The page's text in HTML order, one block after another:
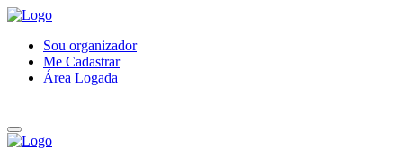
Sou organizador
Me Cadastrar
Área Logada